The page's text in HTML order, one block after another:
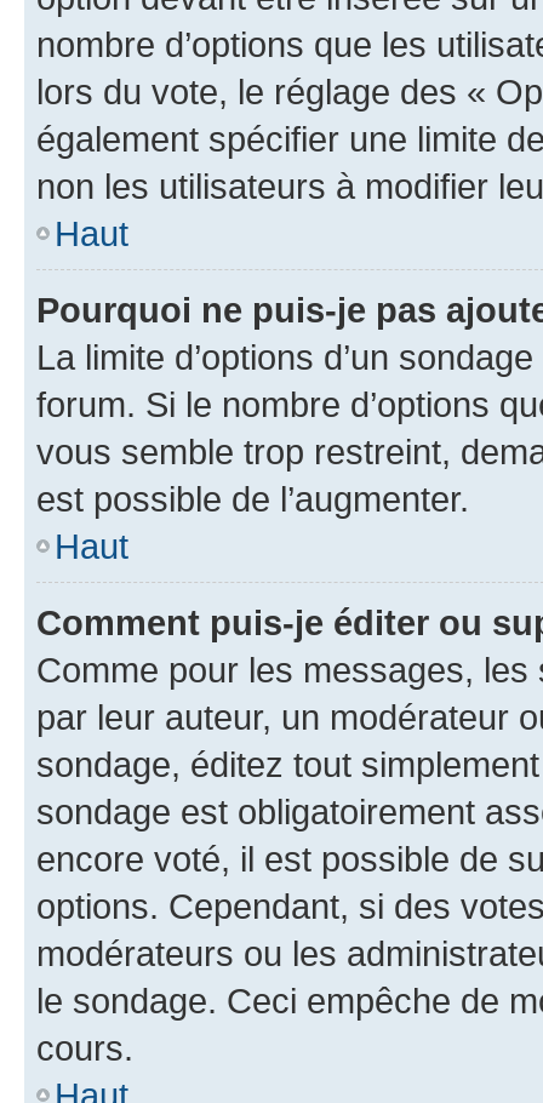
nombre d’options que les
lors du vote, le réglage des «
également spécifier une limite
non les utilisateurs à modifier
Haut
Pourquoi ne puis-je pas
La limite d’options d’un
forum. Si le nombre d’options
vous semble trop restreint,
est possible de l’augmenter.
Haut
Comment puis-je éditer ou
Comme pour les messages,
par leur auteur, un modérateur
sondage, éditez tout
sondage est obligatoirement
encore voté, il est possible de
options. Cependant, si des
modérateurs ou les
le sondage. Ceci empêche de
cours.
Haut